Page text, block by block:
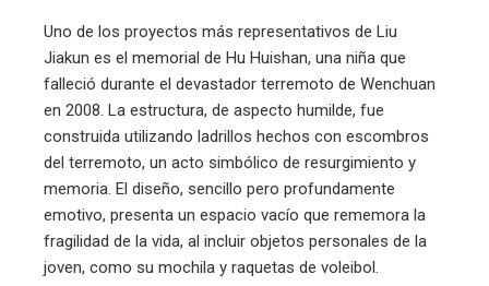
Uno de los proyectos más representativos de Liu
Jiakun es el memorial de Hu Huishan, una niña que
falleció durante el devastador terremoto de Wenchuan
en 2008. La estructura, de aspecto humilde, fue
construida utilizando ladrillos hechos con escombros
del terremoto, un acto simbólico de resurgimiento y
memoria. El diseño, sencillo pero profundamente
emotivo, presenta un espacio vacío que rememora la
fragilidad de la vida, al incluir objetos personales de la
joven, como su mochila y raquetas de voleibol.